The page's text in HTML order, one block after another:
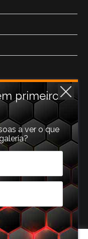
primeiro
a ver o que